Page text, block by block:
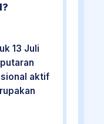
13 Juli
aktif